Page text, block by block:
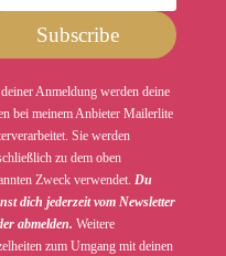
Subscribe
Anmeldung werden deine
bei meinem Anbieter Mailerlite
Sie werden
zu dem oben
Zweck verwendet. Du
dich jederzeit vom Newsletter
abmelden. Weitere
zum Umgang mit deinen